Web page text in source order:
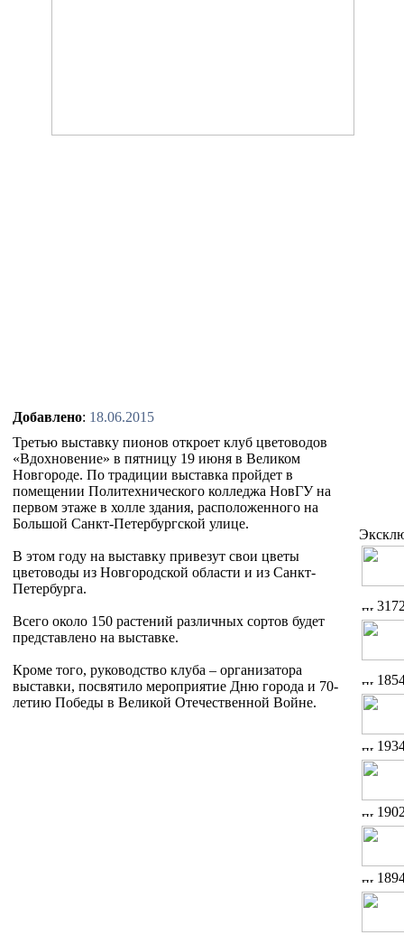
Добавлено: 18.06.2015
Третью выставку пионов откроет клуб цветоводов
«Вдохновение» в пятницу 19 июня в Великом
Новгороде. По традиции выставка пройдет в
помещении Политехнического колледжа НовГУ на
первом этаже в холле здания, расположенного на
Большой Санкт-Петербургской улице.
В этом году на выставку привезут свои цветы
цветоводы из Новгородской области и из Санкт-
Петербурга.
Всего около 150 растений различных сортов будет
представлено на выставке.
Кроме того, руководство клуба – организатора
выставки, посвятило мероприятие Дню города и 70-
летию Победы в Великой Отечественной Войне.